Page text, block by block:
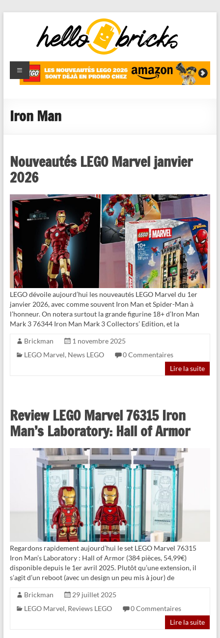
HelloBricks
Blog LEGO,
nouveaut�s
reviews
Iron Man
Nouveautés LEGO Marvel janvier
2026
LEGO dévoile aujourd’hui les nouveautés LEGO Marvel du 1er
janvier 2026, avec comme souvent Iron Man et Spider-Man à
l’honneur. On notera surtout la grande figurine 18+ d’Iron Man
Mark 3 76344 Iron Man Mark 3 Collectors’ Edition, et la
Brickman
1 novembre 2025
LEGO Marvel, News LEGO
0 Commentaires
Lire la suite
Review LEGO Marvel 76315 Iron
Man’s Laboratory: Hall of Armor
Regardons rapidement aujourd’hui le set LEGO Marvel 76315
Iron Man’s Laboratory : Hall of Armor (384 pièces, 54,99€)
disponible depuis le 1er avril 2025. Plutôt qu’une extension, il
s’agit d’un reboot (avec un design un peu mis à jour) de
Brickman
29 juillet 2025
LEGO Marvel, Reviews LEGO
0 Commentaires
Lire la suite